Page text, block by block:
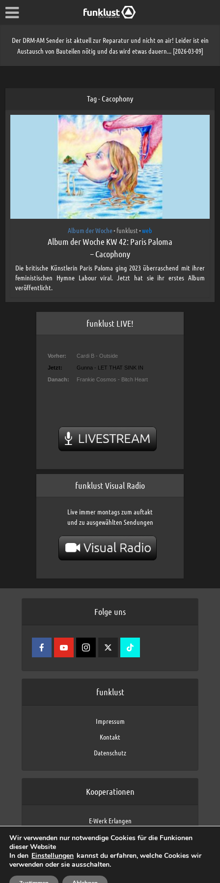
Der DRM-AM Sender ist aktuell zur Reparatur und nicht on air! Leider ist ein
Austausch von Bauteilen nötig und das wird etwas dauern... [2026-03-09]
Tag - Cacophony
Album der Woche•funklust•web
Album der Woche KW 42: Paris Paloma
– Cacophony
Die britische Künstlerin Paris Paloma ging 2023 überraschend mit ihrer
feministischen Hymne Labour viral. Jetzt hat sie ihr erstes Album
veröffentlicht.
funklust LIVE!
funklust Visual Radio
Live immer montags zum auftakt
und zu ausgewählten Sendungen
Folge uns
funklust
Impressum
Kontakt
Datenschutz
Kooperationen
E-Werk Erlangen
Fraunhofer IIS
max neo (AFK max)
Wir verwenden nur notwendige Cookies für die Funkionen
dieser Website
In den Einstellungen kannst du erfahren, welche Cookies wir
verwenden oder sie ausschalten.